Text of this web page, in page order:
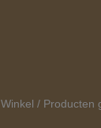
Winkel / Producten